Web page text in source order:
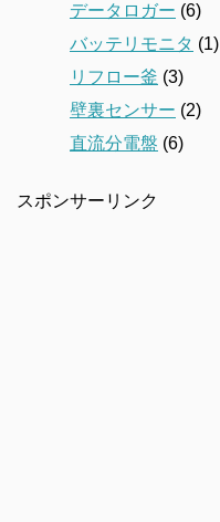
データロガー (6)
バッテリモニタ (1)
リフロー釜 (3)
壁裏センサー (2)
直流分電盤 (6)
スポンサーリンク